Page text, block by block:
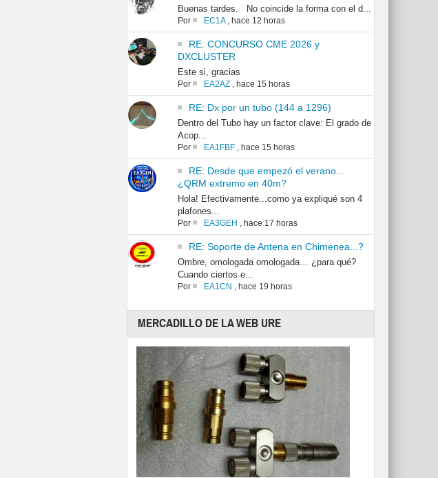
Buenas tardes. No coincide la forma con el d...
Por EC1A, hace 12 horas
RE: CONCURSO CME 2026 y
DXCLUSTER
Este si, gracias
Por EA2AZ, hace 15 horas
RE: Dx por un tubo (144 a 1296)
Dentro del Tubo hay un factor clave: El grado de
Acop...
Por EA1FBF, hace 15 horas
RE: Desde que empezó el verano...
¿QRM extremo en 40m?
Hola! Efectivamente...como ya expliqué son 4
plafones...
Por EA3GEH , hace 17 horas
RE: Soporte de Antena en Chimenea...?
Ombre, omologada omologada… ¿para qué?
Cuando ciertos e...
Por EA1CN , hace 19 horas
MERCADILLO DE LA WEB URE